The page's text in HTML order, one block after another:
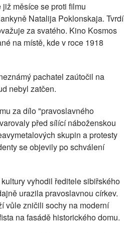
měsíce se proti filmu
Natalija Poklonskaja. Tvrdí
za svatého. Kino Kosmos
na místě, kde v roce 1918
pachatel zaútočil na
nebyl zatčen.
za dílo "pravoslavného
před sílící náboženskou
skupin a protesty
se objevily po schválení
vyhodil ředitele sibiřského
urazila pravoslavnou církev.
vůle zničili sochy na moderní
na fasádě historického domu.